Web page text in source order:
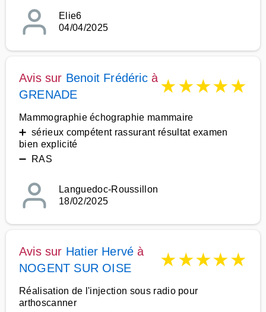
Elie6
04/04/2025
Avis sur Benoit Frédéricà
GRENADE
★★★★★
Mammographie échographie mammaire
➕ sérieux compétent rassurant résultat examen
bien explicité
➖ RAS
Languedoc-Roussillon
18/02/2025
Avis sur Hatier Hervé à
NOGENT SUR OISE
★★★★★
Réalisation de l'injection sous radio pour
arthoscanner